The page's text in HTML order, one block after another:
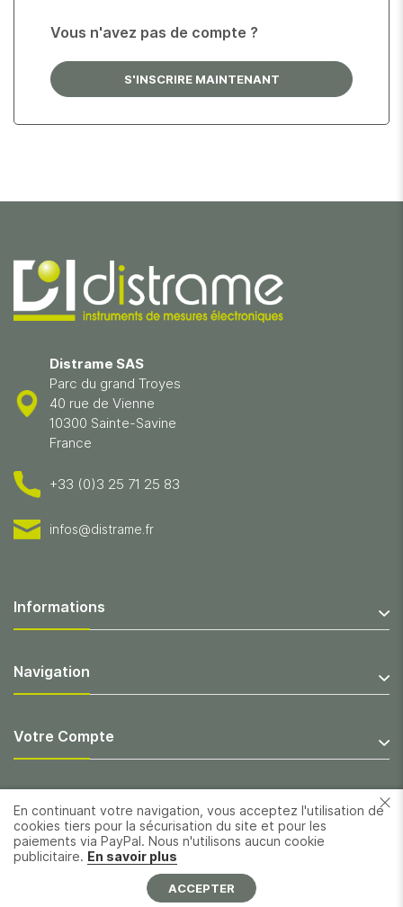
En continuant votre navigation, vous acceptez l'utilisation de
cookies tiers pour la sécurisation du site et pour les
paiements via PayPal. Nous n'utilisons aucun cookie
publicitaire. En savoir plus
ACCEPTER
Vous n'avez pas de compte ?
S'INSCRIRE MAINTENANT
Distrame SAS
Parc du grand Troyes
40 rue de Vienne
10300 Sainte-Savine
France
+33 (0)3 25 71 25 83
infos@distrame.fr
Informations
Navigation
Votre Compte